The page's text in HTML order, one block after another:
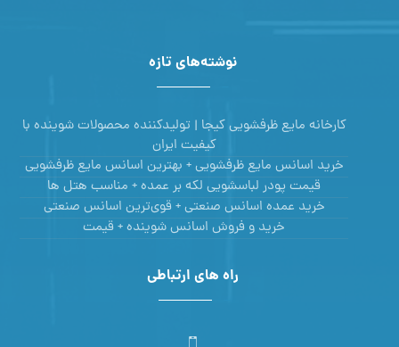
نوشته‌های تازه
کارخانه مایع ظرفشویی کیجا | تولیدکننده محصولات شوینده با
کیفیت ایران
خرید اسانس مایع ظرفشویی + بهترین اسانس مایع ظرفشویی
قیمت پودر لباسشویی لکه بر عمده + مناسب هتل ها
خرید عمده اسانس صنعتی + قوی‌ترین اسانس‌ صنعتی
خرید و فروش اسانس شوینده + قیمت
راه های ارتباطی